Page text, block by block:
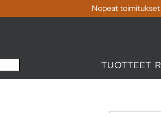
Nopeat
TUOTTEET